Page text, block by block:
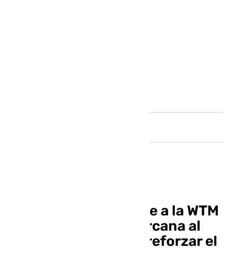
La Costa del Sol acude a la WTM
con una inversión cercana al
millón de euros para reforzar el